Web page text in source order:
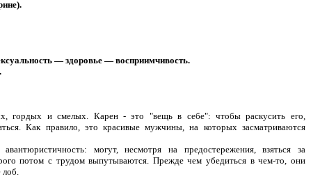
— здоровье — восприимчивость.
гордых и смелых. Карен - это "вещь в себе": чтобы раскусить его,
Как правило, это красивые мужчины, на которых засматриваются
могут, несмотря на предостережения, взяться за
потом с трудом выпутываются. Прежде чем убедиться в чем-то, они
лоб.